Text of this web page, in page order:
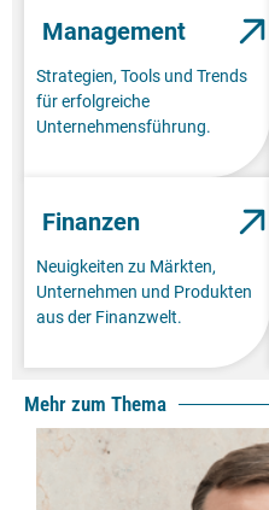
Management
Strategien, Tools und Trends
für erfolgreiche
Unternehmensführung.
Finanzen
Neuigkeiten zu Märkten,
Unternehmen und Produkten
aus der Finanzwelt.
Mehr zum Thema